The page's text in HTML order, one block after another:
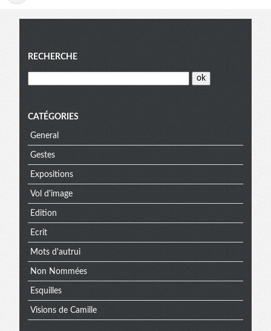
Menu
RECHERCHE
CATÉGORIES
General
Gestes
Expositions
Vol d'image
Edition
Ecrit
Mots d'autrui
Non Nommées
Esquilles
Visions de Camille